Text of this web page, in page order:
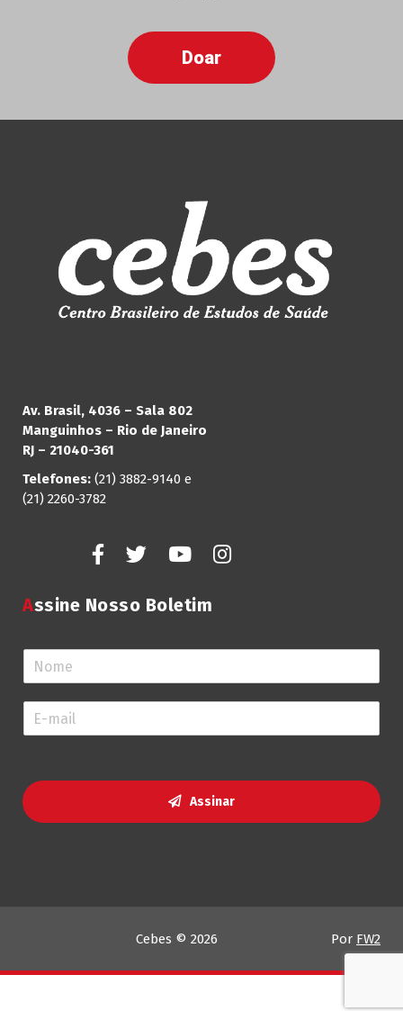
Doar
Av. Brasil, 4036 – Sala 802
Manguinhos – Rio de Janeiro
RJ – 21040-361
Telefones: (21) 3882-9140 e
(21) 2260-3782
Assine Nosso Boletim
l
*
Assinar
Cebes © 2026 Por FW2